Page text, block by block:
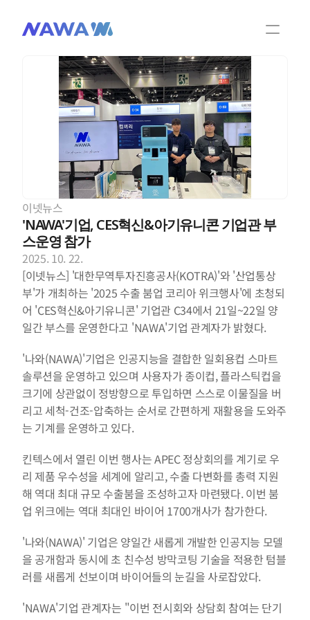
이넷뉴스
'NAWA'기업, CES혁신&아기유니콘 기업관 부
스운영 참가
2025. 10. 22.
[이넷뉴스] '대한무역투자진흥공사(KOTRA)'와 '산업통상
부'가 개최하는 '2025 수출 붐업 코리아 위크행사'에 초청되
어 'CES혁신&아기유니콘' 기업관 C34에서 21일~22일 양
일간 부스를 운영한다고 'NAWA'기업 관계자가 밝혔다.
'나와(NAWA)'기업은 인공지능을 결합한 일회용컵 스마트
솔루션을 운영하고 있으며 사용자가 종이컵, 플라스틱컵을
크기에 상관없이 정방향으로 투입하면 스스로 이물질을 버
리고 세척-건조-압축하는 순서로 간편하게 재활용을 도와주
는 기계를 운영하고 있다.
킨텍스에서 열린 이번 행사는 APEC 정상회의를 계기로 우
리 제품 우수성을 세계에 알리고, 수출 다변화를 총력 지원
해 역대 최대 규모 수출붐을 조성하고자 마련됐다. 이번 붐
업 위크에는 역대 최대인 바이어 1700개사가 참가한다.
'나와(NAWA)' 기업은 양일간 새롭게 개발한 인공지능 모델
을 공개함과 동시에 초 친수성 방막코팅 기술을 적용한 텀블
러를 새롭게 선보이며 바이어들의 눈길을 사로잡았다.
'NAWA'기업 관계자는 "이번 전시회와 상담회 참여는 단기
팀 소개
제품 및 기술
NAWA 소식
NAWA 비디오
제품문의